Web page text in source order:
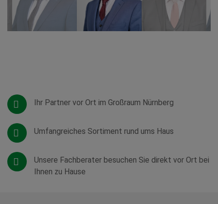
Ihr Partner vor Ort im Großraum Nürnberg
Umfangreiches Sortiment rund ums Haus
Unsere Fachberater besuchen Sie direkt vor Ort bei
Ihnen zu Hause